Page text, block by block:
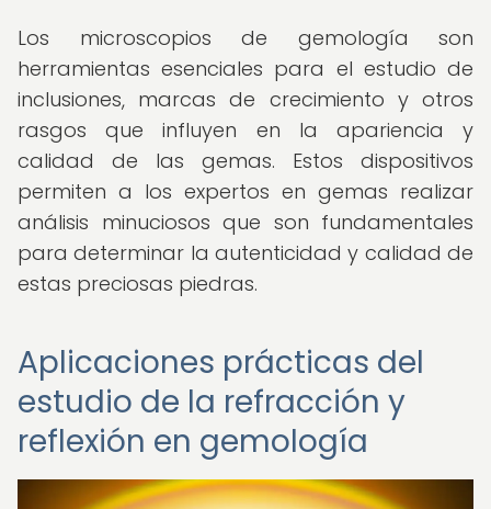
Los microscopios de gemología son
herramientas esenciales para el estudio de
inclusiones, marcas de crecimiento y otros
rasgos que influyen en la apariencia y
calidad de las gemas. Estos dispositivos
permiten a los expertos en gemas realizar
análisis minuciosos que son fundamentales
para determinar la autenticidad y calidad de
estas preciosas piedras.
Aplicaciones prácticas del
estudio de la refracción y
reflexión en gemología